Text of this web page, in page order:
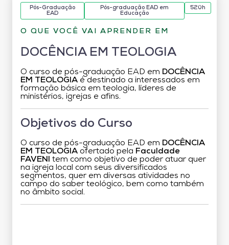
Pós-Graduação
EAD
Pós-graduação EAD em
Educação
520h
O QUE VOCÊ VAI APRENDER EM
DOCÊNCIA EM TEOLOGIA
O curso de pós-graduação EAD em DOCÊNCIA
EM TEOLOGIA é destinado a interessados em
formação básica em teologia, líderes de
ministérios, igrejas e afins.
Objetivos do Curso
O curso de pós-graduação EAD em DOCÊNCIA
EM TEOLOGIA ofertado pela Faculdade
FAVENI
tem como objetivo de poder atuar quer
na igreja local com seus diversificados
segmentos, quer em diversas atividades no
campo do saber teológico, bem como também
no âmbito social.